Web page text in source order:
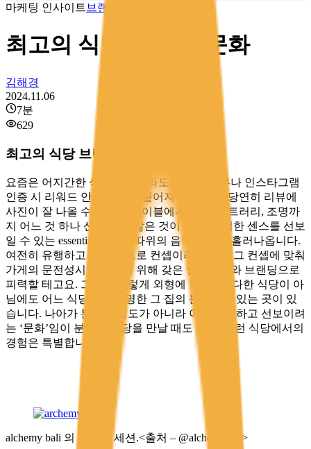
마케팅 인사이트 브랜딩
최고의 식당 브랜딩, 문화
김해경
2024.11.06
7분
629
최고의 식당 브랜딩, 문화
요즘은 어지간한 식당에 가더라도 네이버 리뷰나 인스타그램
인증 시 리워드 안내 문구가 붙어져 있습니다. 당연히 리뷰에
사진이 잘 나올 수 있도록 테이블에서 접시, 커트러리, 조명까
지 어느 것 하나 신경 쓰지 않은 것이 없고요. 힙한 센스를 선보
일 수 있는 essential 리스트 따위의 음악도 연신 흘러나옵니다.
여전히 유행하고 있는 레트로 컨셉이라면 역시 그 컨셉에 맞춰
가게의 문전성시를 만들기 위해 갖은 인테리어와 브랜딩으로
피력할 테고요. 그런데 이렇게 외형에 ‘최선’을 다한 식당이 아
님에도 어느 식당에는 분명한 그 집의 분위기가 있는 곳이 있
습니다. 나아가 분위기 정도가 아니라 이게 추구하고 선보이려
는 ‘문화’임이 분명한 식당을 만날 때도 있죠. 그런 식당에서의
경험은 특별합니다.
alchemy bali 의 워크숍 세션.<출처 – @alchemybali>